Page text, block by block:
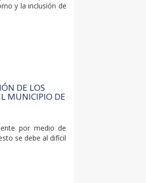
y la inclusión de
DE LOS
MUNICIPIO DE
por medio de
se debe al difícil